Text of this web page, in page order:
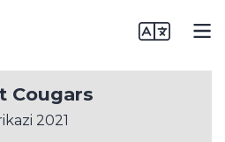
Cougars
2021